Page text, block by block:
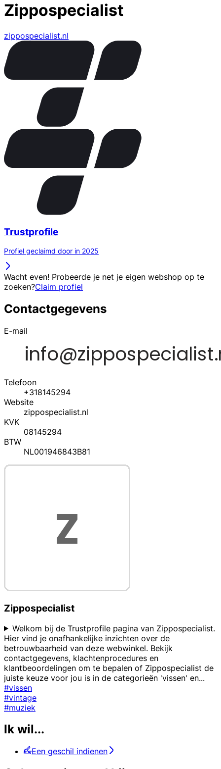
Zippospecialist
zippospecialist.nl
Trustprofile
Profiel geclaimd door in 2025
Wacht even! Probeerde je net je eigen webshop op te
zoeken?Claim profiel
Contactgegevens
E-mail
Telefoon
+318145294
Website
zippospecialist.nl
KVK
08145294
BTW
NL001946843B81
Zippospecialist
Welkom bij de Trustprofile pagina van Zippospecialist.
Hier vind je onafhankelijke inzichten over de
betrouwbaarheid van deze webwinkel. Bekijk
contactgegevens, klachtenprocedures en
klantbeoordelingen om te bepalen of Zippospecialist de
juiste keuze voor jou is in de categorieën 'vissen' en...
#vissen
#vintage
#muziek
Ik wil...
Een geschil indienen